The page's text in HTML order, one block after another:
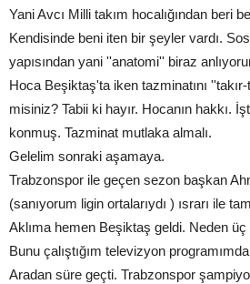
Yani Avcı Milli takım hocalığından beri
Kendisinde beni iten bir şeyler vardı.
yapısından yani ''anatomi'' biraz
Hoca Beşiktaş'ta iken tazminatını
misiniz? Tabii ki hayır. Hocanın hakkı.
konmuş. Tazminat mutlaka almalı.
Gelelim sonraki aşamaya.
Trabzonspor ile geçen sezon başkan
(sanıyorum ligin ortalarıydı ) ısrarı ile
Aklıma hemen Beşiktaş geldi. Neden
Bunu çalıştığım televizyon
Aradan süre geçti. Trabzonspor